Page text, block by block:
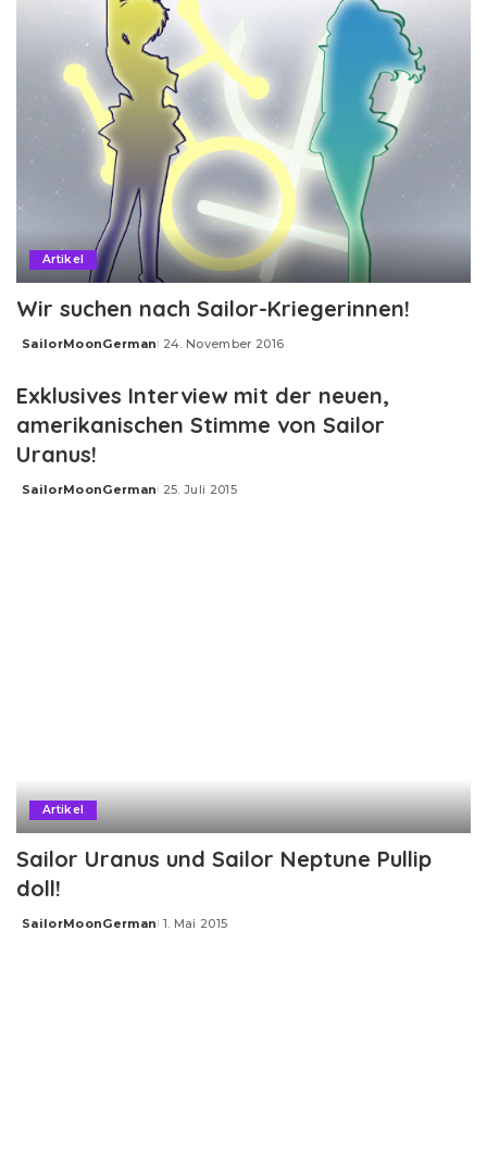
Artikel
Wir suchen nach Sailor-Kriegerinnen!
Posted
SailorMoonGerman 24. November 2016
Exklusives Interview mit der neuen,
amerikanischen Stimme von Sailor
Uranus!
Posted
SailorMoonGerman 25. Juli 2015
Artikel
Sailor Uranus und Sailor Neptune Pullip
doll!
Posted
SailorMoonGerman 1. Mai 2015